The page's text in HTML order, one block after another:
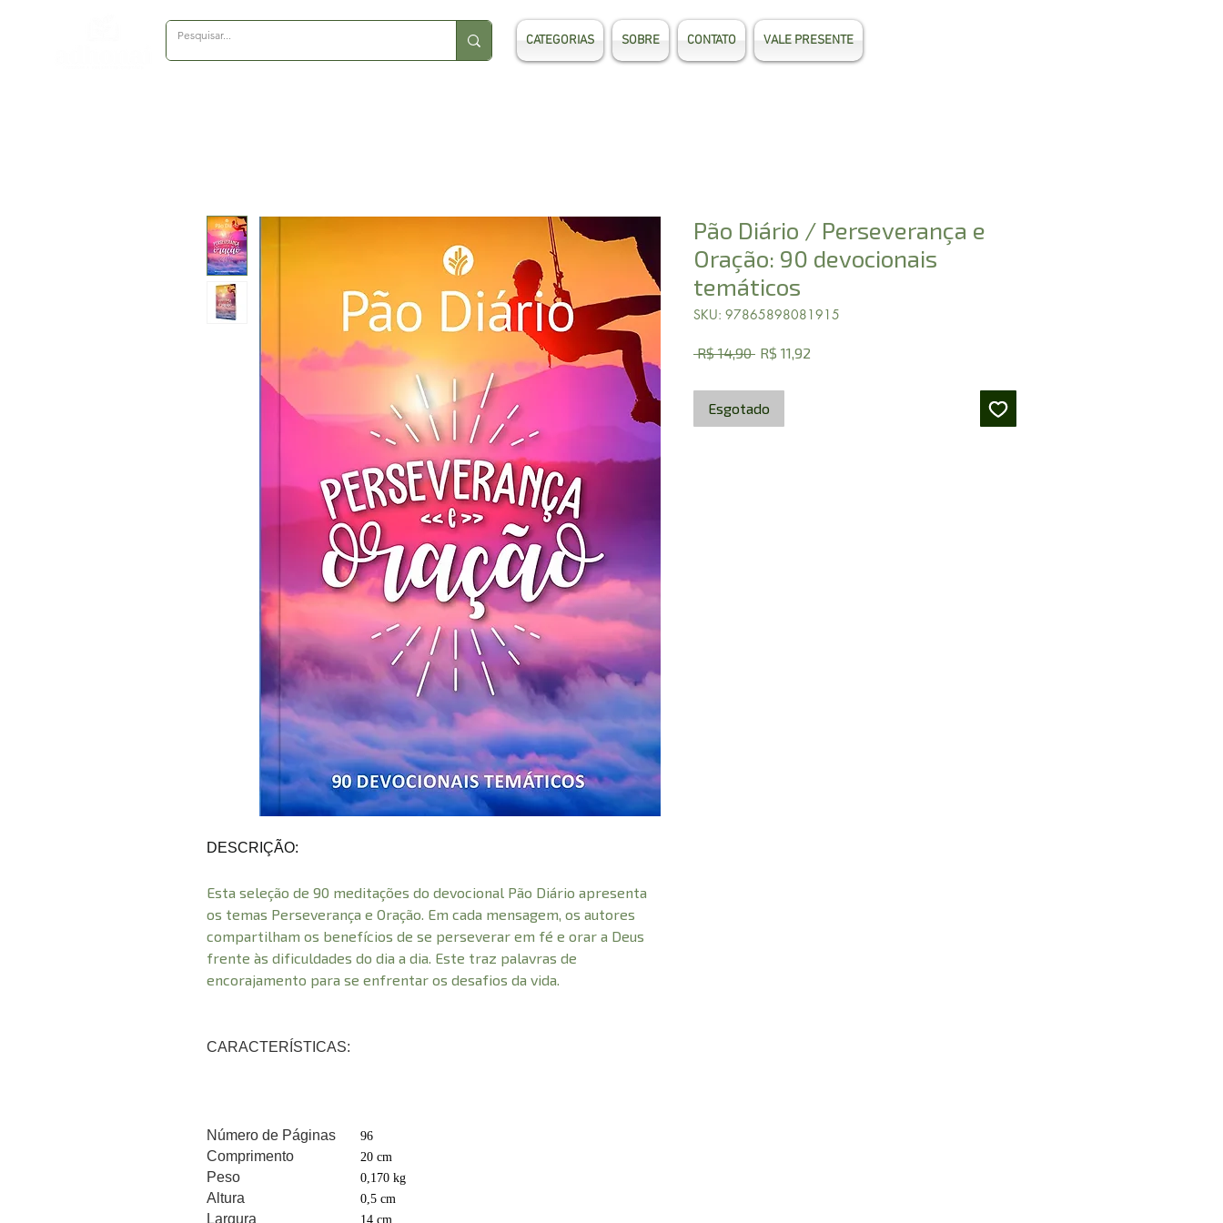
CATEGORIAS SOBRE CONTATO VALE PRESENTE
DESCRIÇÃO:
Esta seleção de 90 meditações do devocional Pão Diário apresenta
os temas Perseverança e Oração. Em cada mensagem, os autores
compartilham os benefícios de se perseverar em fé e orar a Deus
frente às dificuldades do dia a dia. Este traz palavras de
encorajamento para se enfrentar os desafios da vida.
CARACTERÍSTICAS:
Número de Páginas 96
Comprimento 20 cm
Peso 0,170 kg
Altura 0,5 cm
Largura 14 cm
Pão Diário / Perseverança e
Oração: 90 devocionais
temáticos
SKU: 97865898081915
R$ 14,90 Preço
R$ 11,92
Esgotado